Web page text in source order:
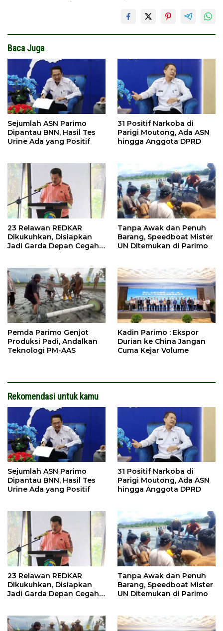
Baca Juga
Sejumlah ASN Parimo
Dipantau BNN, Hasil Tes
Urine Ada yang Positif
31 Positif Narkoba di
Parigi Moutong, Ada ASN
hingga Anggota DPRD
23 Relawan REDKAR
Dikukuhkan, Disiapkan
Jadi Garda Depan Cegah
Tanpa Awak dan Penuh
Barang, Speedboat Mister
UN Ditemukan di Parimo
Pemda Parimo Genjot
Produksi Padi, Andalkan
Teknologi PM-AAS
Kadin Parimo : Ekspor
Durian ke China Jangan
Cuma Kejar Volume
Rekomendasi untuk kamu
Sejumlah ASN Parimo
Dipantau BNN, Hasil Tes
Urine Ada yang Positif
31 Positif Narkoba di
Parigi Moutong, Ada ASN
hingga Anggota DPRD
23 Relawan REDKAR
Dikukuhkan, Disiapkan
Jadi Garda Depan Cegah
Tanpa Awak dan Penuh
Barang, Speedboat Mister
UN Ditemukan di Parimo